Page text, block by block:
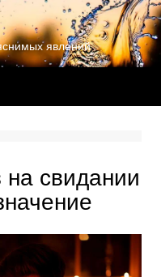
явлений
свидании